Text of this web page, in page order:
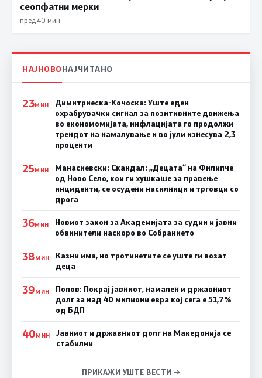
сеопфатни мерки
пред 40 мин.
НАЈНОВОНАЈЧИТАНО
23МИН
Димитриеска-Кочоска: Уште еден
охрабрувачки сигнал за позитивните движења
во економомијата, инфлацијата го продолжи
трендот на намалување и во јули изнесува 2,3
проценти
25МИН
Манасиевски: Скандал: „Децата“ на Филипче
од Ново Село, кои ги хушкаше за правење
инциденти, се осудени насилници и трговци со
дрога
36МИН
Новиот закон за Академијата за судии и јавни
обвинители наскоро во Собранието
38МИН
Казни има, но тротинетите се уште ги возат
деца
39МИН
Попов: Покрај јавниот, намален и државниот
долг за над 40 милиони евра кој сега е 51,7%
од БДП
40МИН
Јавниот и државниот долг на Македонија се
стабилни
ПРИКАЖИ УШТЕ ВЕСТИ →